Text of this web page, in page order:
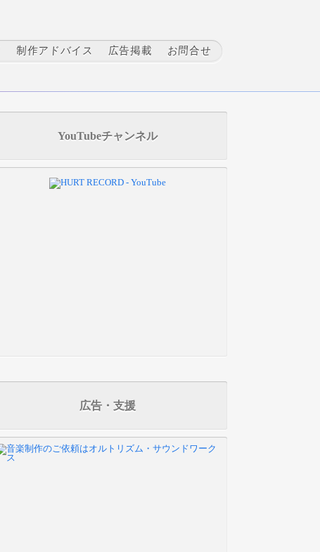
制作アドバイス 広告掲載 お問合せ
YouTubeチャンネル
広告・支援